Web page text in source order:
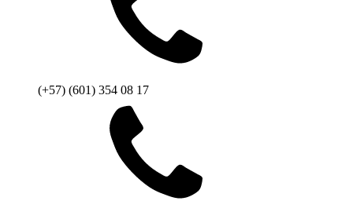
(+57) (601) 354 08 17